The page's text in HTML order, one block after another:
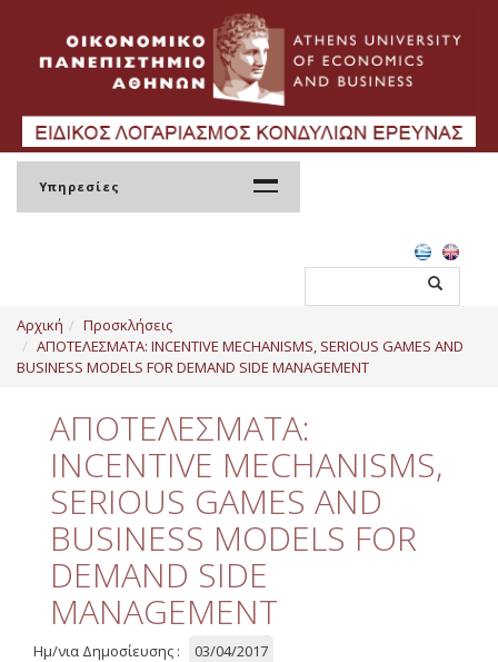
Υπηρεσίες
ΕΛΚΕ
Σύσταση
Διοίκηση
Ανθρώπινο Δυναμικό
Διαχείριση Ποιότητας
Επιτροπή Ηθικής και
Δεοντολογίας της Έρευνας
Χρήσιμοι Σύνδεσμοι
Αρχική
Προσκλήσεις
ΑΠΟΤΕΛΕΣΜΑΤΑ: INCENTIVE MECHANISMS, SERIOUS GAMES AND
BUSINESS MODELS FOR DEMAND SIDE MANAGEMENT
ΑΠΟΤΕΛΕΣΜΑΤΑ:
INCENTIVE MECHANISMS,
SERIOUS GAMES AND
BUSINESS MODELS FOR
DEMAND SIDE
MANAGEMENT
Ημ/νια Δημοσίευσης : 03/04/2017